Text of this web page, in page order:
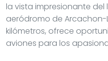
la vista impresionante del
aeródromo de Arcachon-
kilómetros, ofrece
aviones para los